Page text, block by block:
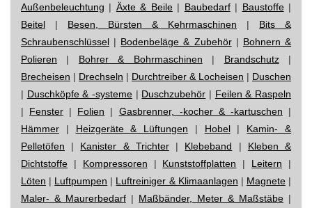
Außenbeleuchtung | Äxte & Beile| Baubedarf| Baustoffe|
Beitel | Besen, Bürsten & Kehrmaschinen | Bits &
Schraubenschlüssel | Bodenbeläge & Zubehör| Bohnern &
Polieren | Bohrer & Bohrmaschinen | Brandschutz|
Brecheisen | Drechseln | Durchtreiber & Locheisen | Duschen
| Duschköpfe & -systeme | Duschzubehör | Feilen & Raspeln
| Fenster | Folien | Gasbrenner, -kocher & -kartuschen |
Hämmer | Heizgeräte & Lüftungen | Hobel| Kamin- &
Pelletöfen | Kanister & Trichter| Klebeband | Kleben &
Dichtstoffe | Kompressoren | Kunststoffplatten | Leitern |
Löten | Luftpumpen | Luftreiniger & Klimaanlagen | Magnete|
Maler- & Maurerbedarf | Maßbänder, Meter & Maßstäbe |